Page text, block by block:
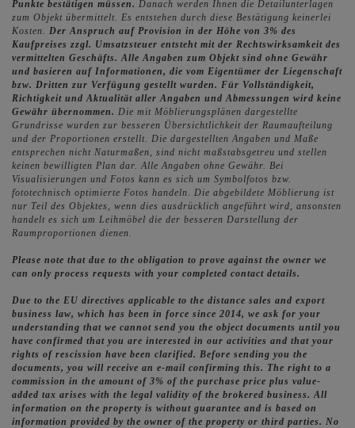
Punkte bestätigen müssen. Danach werden Ihnen die Detailunterlagen
zum Objekt übermittelt. Es entstehen durch diese Bestätigung keinerlei
Kosten. Der Anspruch auf Provision in der Höhe von 3% des
Kaufpreises zzgl. Umsatzsteuer entsteht mit der Rechtswirksamkeit des
vermittelten Geschäfts.Alle Angaben zum Objekt sind ohne Gewähr
und basieren auf Informationen, die vom Eigentümer der Liegenschaft
bzw. Dritten zur Verfügung gestellt wurden. Für Vollständigkeit,
Richtigkeit und Aktualität aller Angaben und Abmessungen wird keine
Gewähr übernommen. Die mit Möblierungsplänen dargestellte
Grundrisse wurden zur besseren Übersichtlichkeit der Raumaufteilung
und der Proportionen erstellt. Die dargestellten Angaben und Maße
entsprechen nicht Naturmaßen, sind nicht maßstabsgetreu und stellen
keinen bewilligten Plan dar. Alle Angaben ohne Gewähr. Bei
Visualisierungen und Fotos kann es sich um Symbolfotos bzw.
fototechnisch optimierte Fotos handeln. Die abgebildete Möblierung ist
nur Teil des Objektes, wenn dies ausdrücklich angeführt wird, ansonsten
handelt es sich um Leihmöbel die der besseren Darstellung der
Raumproportionen dienen.
Please note that due to the obligation to prove against the owner we
can only process requests with your completed contact details.
Due to the EU directives applicable to the distance sales and export
business law, which has been in force since 2014, we ask for your
understanding that we cannot send you the object documents until you
have confirmed that you are interested in our activities and that your
rights of rescission have been clarified. Before sending you the
documents, you will receive an e-mail confirming this. The right to a
commission in the amount of 3% of the purchase price plus value-
added tax arises with the legal validity of the brokered business. All
information on the property is without guarantee and is based on
information provided by the owner of the property or third parties. No